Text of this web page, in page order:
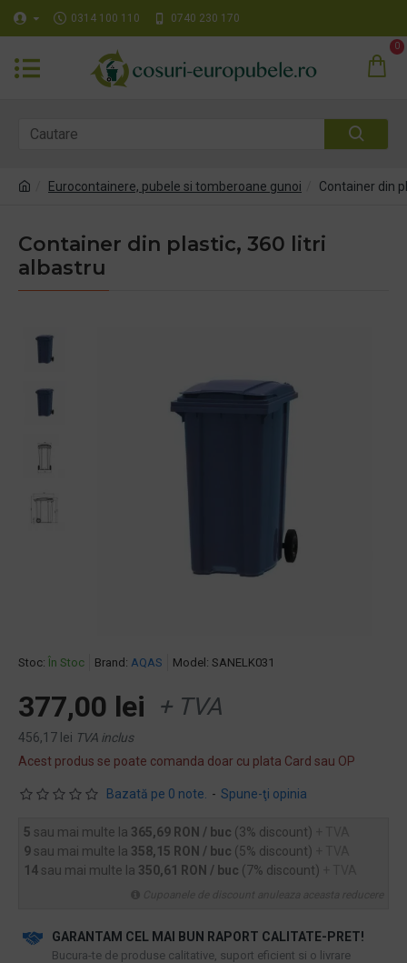
0314 100 110 0740 230 170
0
Eurocontainere, pubele si tomberoane gunoi Container din
Container din plastic, 360 litri
albastru
Stoc: În Stoc Brand: AQAS Model: SANELK031
Bazată pe 0 note. - Spune-ţi opinia
377,00 lei + TVA
456,17 lei TVA inclus
Acest produs se poate comanda doar cu plata Card sau OP
5 sau mai multe la 365,69 RON / buc (3% discount)
9 sau mai multe la 358,15 RON / buc (5% discount)
14 sau mai multe la 350,61 RON / buc (7% discount)
GARANTAM CEL MAI BUN RAPORT CALITATE-PRET!
​Bucura-te de produse calitative, suport eficient si o livrare